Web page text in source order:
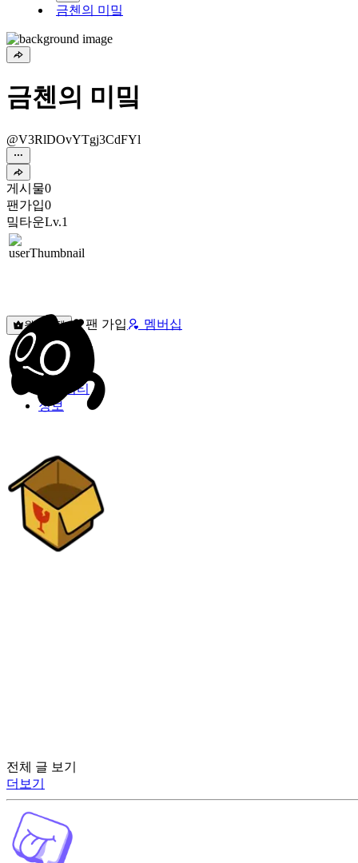
금첸의 미밐
금첸의 미밐
@V3RlDOvYTgj3CdFYl
게시물0
팬가입0
밐타운Lv.1
원픽선택 팬 가입 멤버십
밐타운
피드
커뮤니티
정보
전체 글 보기
더보기